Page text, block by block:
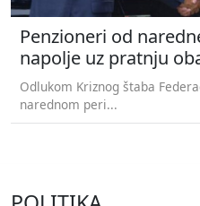
Penzioneri od
napolje uz pratnju
Odlukom Kriznog štaba
narednom peri...